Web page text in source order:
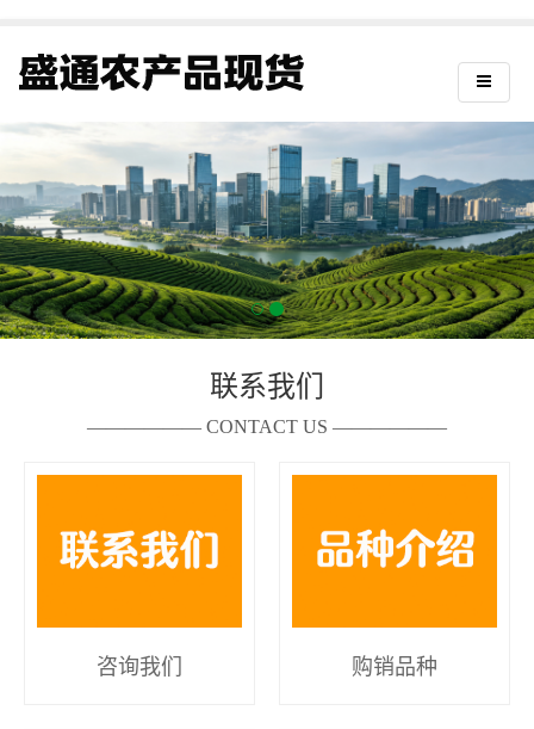
联系我们
—————— CONTACT US ——————
咨询我们 购销品种